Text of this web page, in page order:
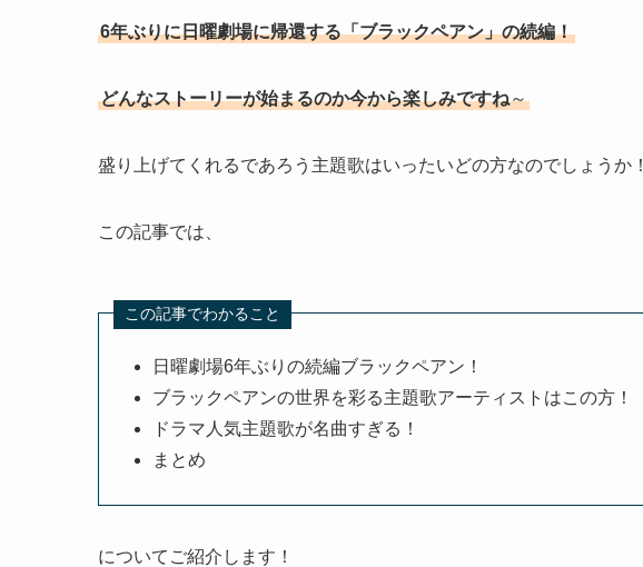
6年ぶりに日曜劇場に帰還する「ブラックペアン」の続編！
どんなストーリーが始まるのか今から楽しみですね～
盛り上げてくれるであろう主題歌はいったいどの方なのでしょうか！
この記事では、
この記事でわかること
日曜劇場6年ぶりの続編ブラックペアン！
ブラックペアンの世界を彩る主題歌アーティストはこの方！
ドラマ人気主題歌が名曲すぎる！
まとめ
についてご紹介します！